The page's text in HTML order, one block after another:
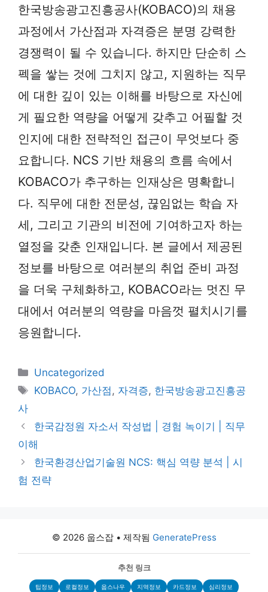
한국방송광고진흥공사(KOBACO)의 채용
과정에서 가산점과 자격증은 분명 강력한
경쟁력이 될 수 있습니다. 하지만 단순히 스
펙을 쌓는 것에 그치지 않고, 지원하는 직무
에 대한 깊이 있는 이해를 바탕으로 자신에
게 필요한 역량을 어떻게 갖추고 어필할 것
인지에 대한 전략적인 접근이 무엇보다 중
요합니다. NCS 기반 채용의 흐름 속에서
KOBACO가 추구하는 인재상은 명확합니
다. 직무에 대한 전문성, 끊임없는 학습 자
세, 그리고 기관의 비전에 기여하고자 하는
열정을 갖춘 인재입니다. 본 글에서 제공된
정보를 바탕으로 여러분의 취업 준비 과정
을 더욱 구체화하고, KOBACO라는 멋진 무
대에서 여러분의 역량을 마음껏 펼치시기를
응원합니다.
카
테
Uncategorized
태
KOBACO, 가산점, 자격증, 한국방송광고진흥공
사
한국감정원 자소서 작성법 | 경험 녹이기 | 직무
이해
한국환경산업기술원 NCS: 핵심 역량 분석 | 시
험 전략
© 2026 웁스잡• 제작됨 GeneratePress
추천 링크
팁정보 로컬정보 웁스나우 지역정보 카드정보 심리정보